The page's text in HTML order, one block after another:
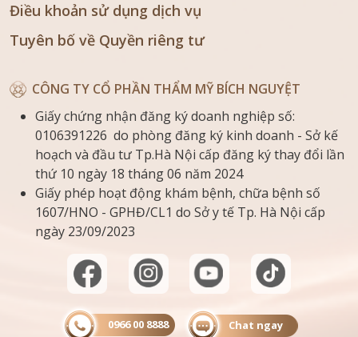
Điều khoản sử dụng dịch vụ
Tuyên bố về Quyền riêng tư
CÔNG TY CỔ PHẦN THẨM MỸ BÍCH NGUYỆT
Giấy chứng nhận đăng ký doanh nghiệp số:
0106391226 do phòng đăng ký kinh doanh - Sở kế
hoạch và đầu tư Tp.Hà Nội cấp đăng ký thay đổi lần
thứ 10 ngày 18 tháng 06 năm 2024
Giấy phép hoạt động khám bệnh, chữa bệnh số
1607/HNO - GPHĐ/CL1 do Sở y tế Tp. Hà Nội cấp
ngày 23/09/2023
0966 00 8888 Chat ngay